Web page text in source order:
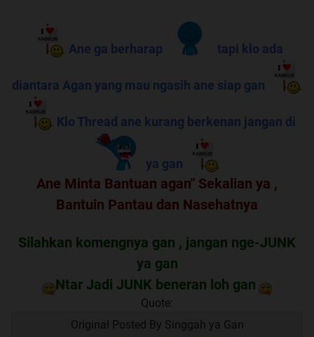
Ane ga berharap tapi klo ada
diantara Agan yang mau ngasih ane siap gan
Klo Thread ane kurang berkenan jangan di
ya gan
Ane Minta Bantuan agan" Sekalian ya ,
Bantuin Pantau dan Nasehatnya
Silahkan komengnya gan , jangan nge-JUNK
ya gan
Ntar Jadi JUNK beneran loh gan
Quote:
Original Posted By Singgah ya Gan